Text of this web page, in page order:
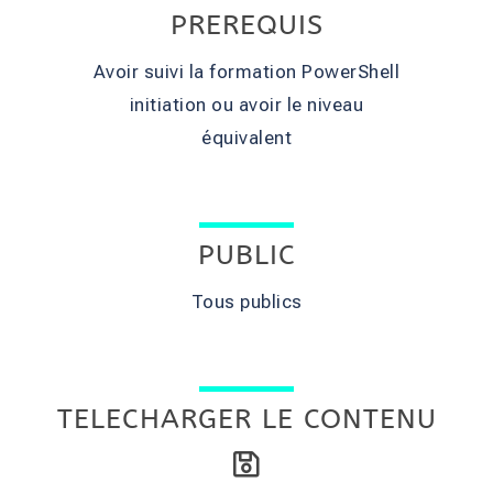
PREREQUIS
Avoir suivi la formation PowerShell
initiation ou avoir le niveau
équivalent
PUBLIC
Tous publics
TELECHARGER LE CONTENU